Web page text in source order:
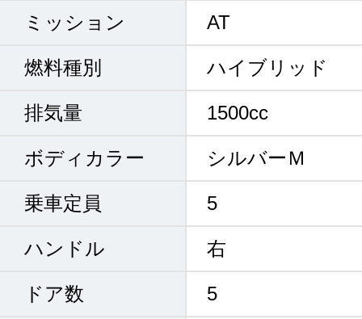
ミッション AT
燃料種別 ハイブリッド
排気量 1500cc
ボディカラー シルバーＭ
乗車定員 5
ハンドル 右
ドア数 5